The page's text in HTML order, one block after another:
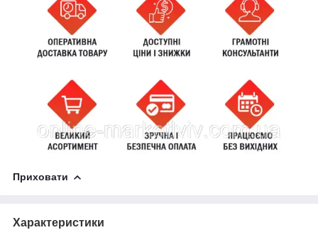
Приховати
Характеристики